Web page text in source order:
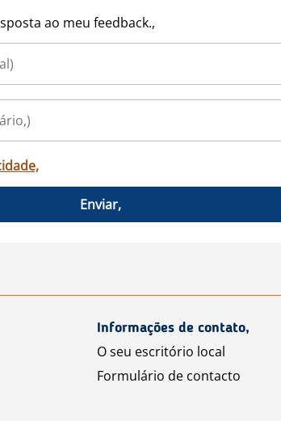
ao meu feedback.,
Enviar,
Informações de contato,
O seu escritório local
Formulário de contacto